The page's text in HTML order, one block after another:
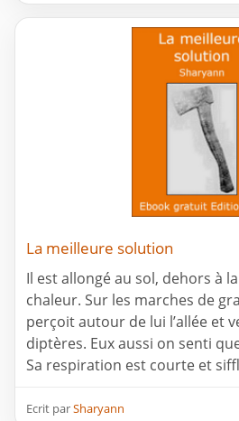
La meilleure solution
Il est allongé au sol, dehors à
chaleur. Sur les marches de
perçoit autour de lui l’allée et
diptères. Eux aussi on senti
Sa respiration est courte et
Ecrit parSharyann